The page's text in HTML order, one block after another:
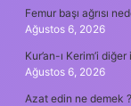
Femur başı ağrısı
Ağustos 6, 2026
Kur’an-ı Kerim’i
Ağustos 6, 2026
Azat edin ne demek ?